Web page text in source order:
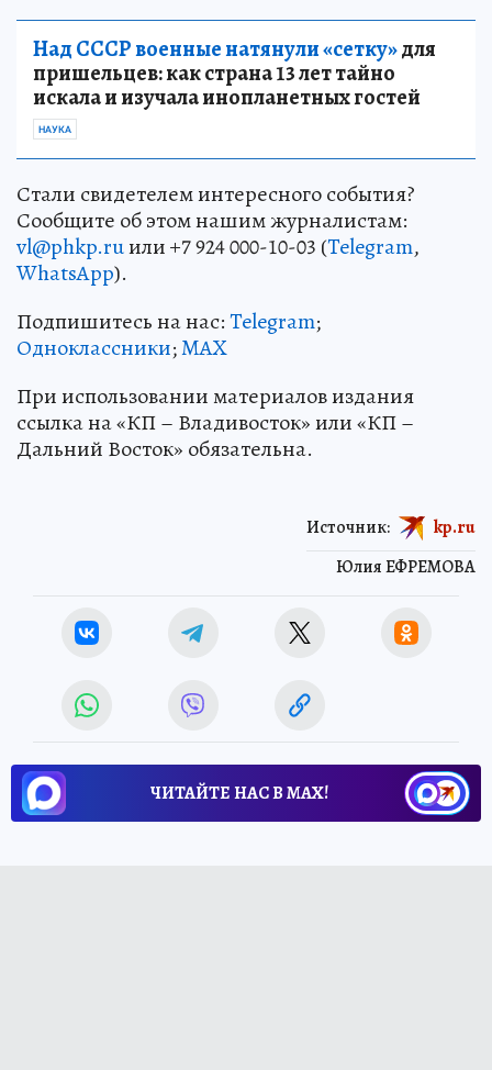
Над СССР военные натянули «сетку»для
пришельцев: как страна 13 лет тайно
искала и изучала инопланетных гостей
НАУКА
Стали свидетелем интересного события?
Сообщите об этом нашим журналистам:
vl@phkp.ruили +7 924 000-10-03 (Telegram,
WhatsApp).
Подпишитесь на нас:Telegram;
Одноклассники;MAX
При использовании материалов издания
ссылка на «КП – Владивосток» или «КП –
Дальний Восток» обязательна.
Юлия ЕФРЕМОВА
Источник: kp.ru
ЧИТАЙТЕ НАС В МАХ!